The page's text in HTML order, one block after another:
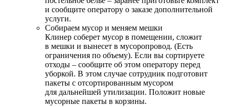
и сообщите оператору о заказе дополнительной
услуги.
Собираем мусор и меняем мешки
Клинер соберет мусор в помещении, сложит
в мешки и вынесет в мусоропровод. (Есть
ограничения по объему). Если вы сортируете
отходы – сообщите об этом оператору перед
уборкой. В этом случае сотрудник подготовит
пакеты с отсортированным мусором
для дальнейшей утилизации. Положит новые
мусорные пакеты в корзины.